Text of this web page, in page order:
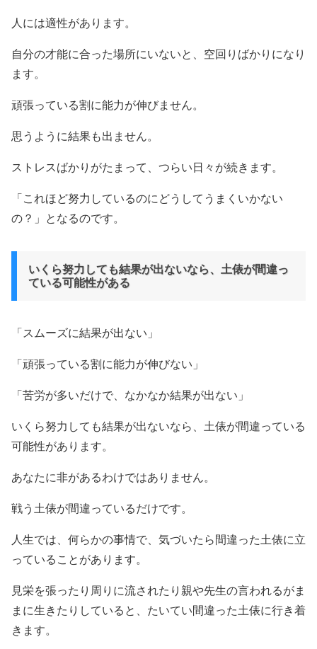
人には適性があります。
自分の才能に合った場所にいないと、空回りばかりになり
ます。
頑張っている割に能力が伸びません。
思うように結果も出ません。
ストレスばかりがたまって、つらい日々が続きます。
「これほど努力しているのにどうしてうまくいかない
の？」となるのです。
いくら努力しても結果が出ないなら、土俵が間違っ
ている可能性がある
「スムーズに結果が出ない」
「頑張っている割に能力が伸びない」
「苦労が多いだけで、なかなか結果が出ない」
いくら努力しても結果が出ないなら、土俵が間違っている
可能性があります。
あなたに非があるわけではありません。
戦う土俵が間違っているだけです。
人生では、何らかの事情で、気づいたら間違った土俵に立
っていることがあります。
見栄を張ったり周りに流されたり親や先生の言われるがま
まに生きたりしていると、たいてい間違った土俵に行き着
きます。